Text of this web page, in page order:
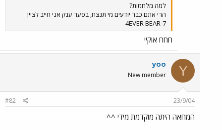
למה מלחמות?
הרי אתם כבר יודעים מי תנצח, בפער ענק אני חייב לציין
4EVER BEAR-7
חחח אוקיי
Y
yoo
New member
23/9/04
#82
המחאה היתה מוקדמת מידי ^^